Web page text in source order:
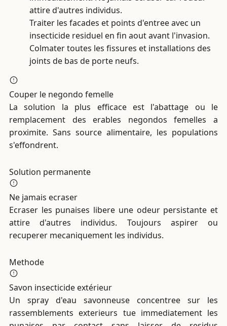
attire d'autres individus.
Traiter les facades et points d'entree avec un
insecticide residuel en fin aout avant l'invasion.
Colmater toutes les fissures et installations des
joints de bas de porte neufs.
Couper le negondo femelle
La solution la plus efficace est l'abattage ou le
remplacement des erables negondos femelles a
proximite. Sans source alimentaire, les populations
s'effondrent.
Solution permanente
Ne jamais ecraser
Ecraser les punaises libere une odeur persistante et
attire d'autres individus. Toujours aspirer ou
recuperer mecaniquement les individus.
Methode
Savon insecticide extérieur
Un spray d'eau savonneuse concentree sur les
rassemblements exterieurs tue immediatement les